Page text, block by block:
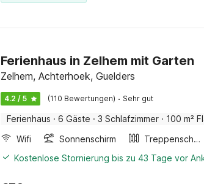
Ferienhaus in Zelhem mit Garten
Zelhem, Achterhoek, Guelders
4.2 / 5 (110 Bewertungen) · Sehr gut
Ferienhaus · 6 Gäste · 3 Schlafzimmer · 100 m²
Wifi
Sonnenschirm Treppenschutzgitter
Kostenlose Stornierung bis zu 43 Tage vor